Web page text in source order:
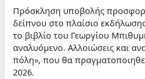
Πρόσκληση υποβολής
δείπνου στο πλαίσιο
το βιβλίο του Γεωργίου
αναλυόμενο. Αλλοιώσεις και
πόλη», που θα
2026.